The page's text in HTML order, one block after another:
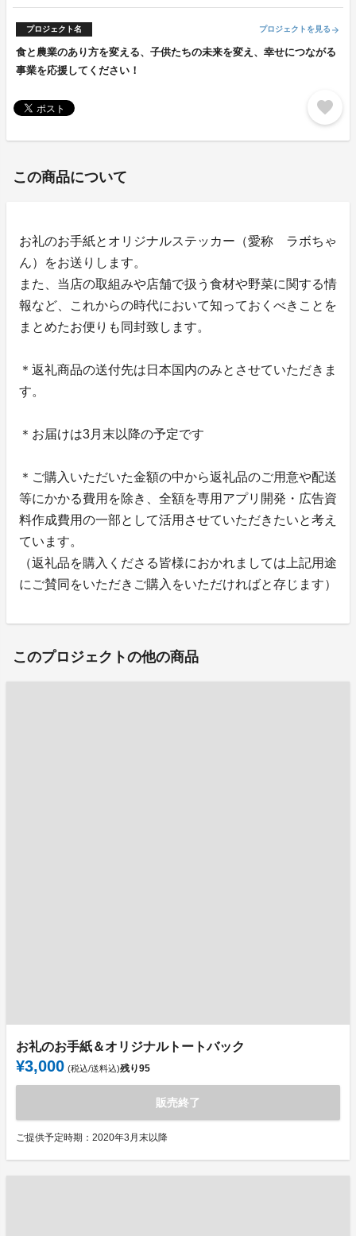
プロジェクト名 プロジェクトを見る arrow_forward
食と農業のあり方を変える、子供たちの未来を変え、幸せにつながる
事業を応援してください！
favorite
この商品について
お礼のお手紙とオリジナルステッカー（愛称 ラボちゃ
ん）をお送りします。
また、当店の取組みや店舗で扱う食材や野菜に関する情
報など、これからの時代において知っておくべきことを
まとめたお便りも同封致します。
＊返礼商品の送付先は日本国内のみとさせていただきま
す。
＊お届けは3月末以降の予定です
＊ご購入いただいた金額の中から返礼品のご用意や配送
等にかかる費用を除き、全額を専用アプリ開発・広告資
料作成費用の一部として活用させていただきたいと考え
ています。
（返礼品を購入くださる皆様におかれましては上記用途
にご賛同をいただきご購入をいただければと存じます）
このプロジェクトの他の商品
お礼のお手紙＆オリジナルトートバック
¥3,000 (税込/送料込)残り95
販売終了
ご提供予定時期：2020年3月末以降